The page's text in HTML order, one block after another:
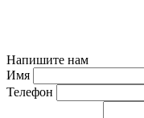
Напишите нам
Имя
Телефон